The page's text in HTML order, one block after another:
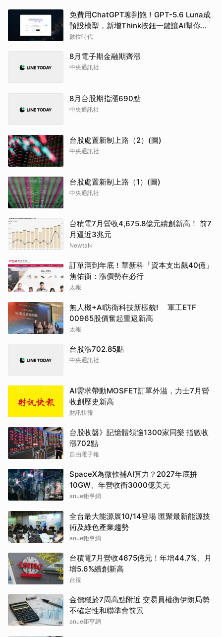
免費用ChatGPT聊到飽！GPT-5.6 Luna成
預設模型，新增Think按鈕一鍵讓AI幫你
「深思熟慮」
數位時代
8月電子期金融期齊漲
中央通訊社
8月台股期指漲690點
中央通訊社
台股處置新制上路（2）(圖)
中央通訊社
台股處置新制上路（1）(圖)
中央通訊社
台積電7月營收4,675.8億元續創新高！ 前7
月逼近3兆元
Newtalk
訂單滿到年底！華新科「資本支出飆40億」
焦佑衡：漲價勢在必行
太報
無人機+AI防衛科技新樣貌! 軍工ETF
00965股價奮起重返新高
太報
台股漲702.85點
中央通訊社
AI需求帶動MOSFET訂單外溢，力士7月營
收創歷史新高
財訊快報
台股收盤》記憶體領逾1300家同樂 指數收
漲702點
自由電子報
SpaceX為微軟補AI算力？2027年底拚
10GW、年營收衝3000億美元
anue鉅亨網
全台最大能源展10/14登場 匯聚最新能源技
術及綠色產業趨勢
anue鉅亨網
台積電7月營收4675億元！年增44.7%、月
增5.6%續創新高
台視
金價穩於7周高點附近 交易員權衡伊朗局勢
不確定性和聯準會前景
anue鉅亨網